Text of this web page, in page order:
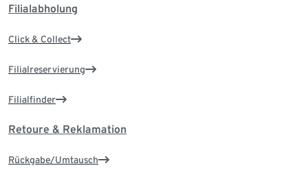
Filialabholung
Click & Collect
Filialreservierung
Filialfinder
Retoure & Reklamation
Rückgabe/Umtausch